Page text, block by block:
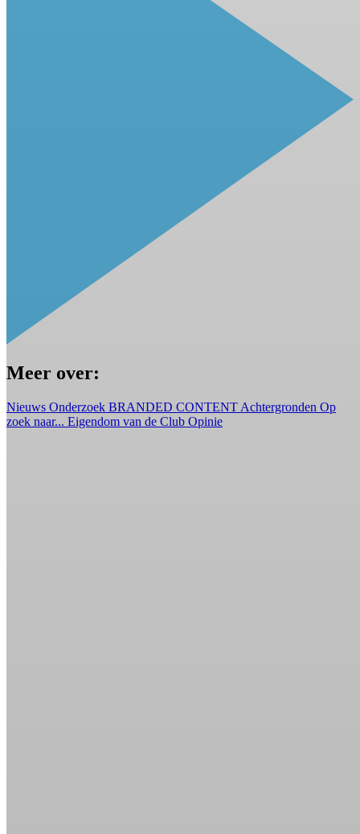
Meer over:
Nieuws Onderzoek BRANDED CONTENT Achtergronden Op
zoek naar... Eigendom van de Club Opinie